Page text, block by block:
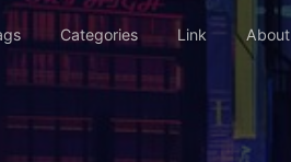
Categories Link About